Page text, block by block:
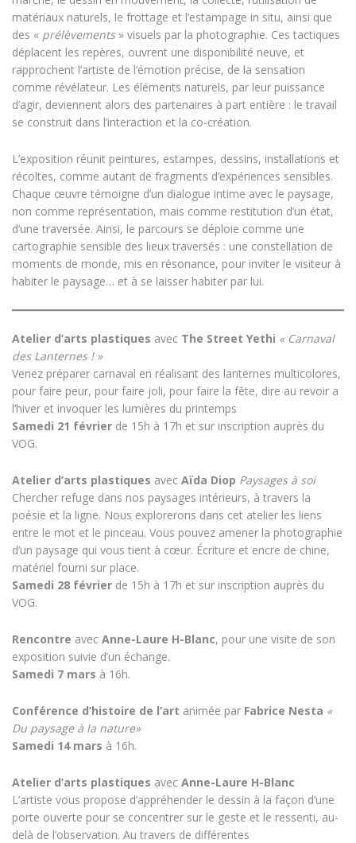
matériaux naturels, le frottage et l’estampage in situ, ainsi que
des « prélèvements» visuels par la photographie. Ces tactiques
déplacent les repères, ouvrent une disponibilité neuve, et
rapprochent l’artiste de l’émotion précise, de la sensation
comme révélateur. Les éléments naturels, par leur puissance
d’agir, deviennent alors des partenaires à part entière : le travail
se construit dans l’interaction et la co-création.
L’exposition réunit peintures, estampes, dessins, installations et
récoltes, comme autant de fragments d’expériences sensibles.
Chaque œuvre témoigne d’un dialogue intime avec le paysage,
non comme représentation, mais comme restitution d’un état,
d’une traversée. Ainsi, le parcours se déploie comme une
cartographie sensible des lieux traversés : une constellation de
moments de monde, mis en résonance, pour inviter le visiteur à
habiter le paysage… et à se laisser habiter par lui.
Atelier d’arts plastiques avec The Street Yethi « Carnaval
des Lanternes ! »
Venez préparer carnaval en réalisant des lanternes multicolores,
pour faire peur, pour faire joli, pour faire la fête, dire au revoir a
l’hiver et invoquer les lumières du printemps
Samedi 21 février de 15h à 17h et sur inscription auprès du
VOG.
Atelier d’arts plastiques avec Aïda Diop Paysages à soi
Chercher refuge dans nos paysages intérieurs, à travers la
poésie et la ligne. Nous explorerons dans cet atelier les liens
entre le mot et le pinceau. Vous pouvez amener la photographie
d’un paysage qui vous tient à cœur. Écriture et encre de chine,
matériel fourni sur place.
Samedi 28 février de 15h à 17h et sur inscription auprès du
VOG.
Rencontre avec Anne-Laure H-Blanc, pour une visite de son
exposition suivie d’un échange.
Samedi 7 mars à 16h.
Conférence d’histoire de l’art animée par Fabrice Nesta «
Du paysage à la nature»
Samedi 14 mars à 16h.
Atelier d’arts plastiques avec Anne-Laure H-Blanc
L’artiste vous propose d’appréhender le dessin à la façon d’une
porte ouverte pour se concentrer sur le geste et le ressenti, au-
delà de l’observation. Au travers de différentes